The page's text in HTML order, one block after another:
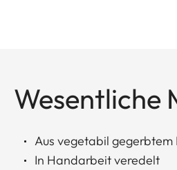
Wesentliche
Aus vegetabil gegerbtem
In Handarbeit veredelt